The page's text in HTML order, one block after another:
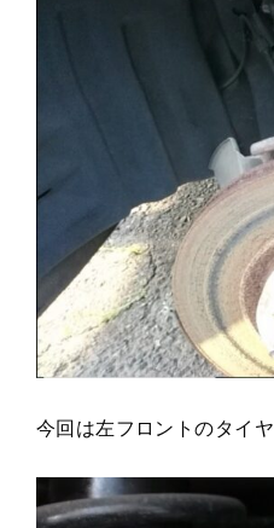
今回は左フロントのタイ